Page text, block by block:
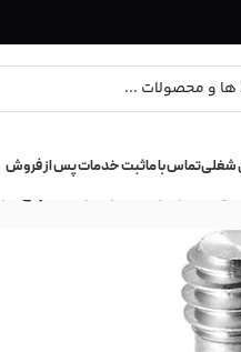
شغلیتماس با ماثبت خدمات پس از فروش